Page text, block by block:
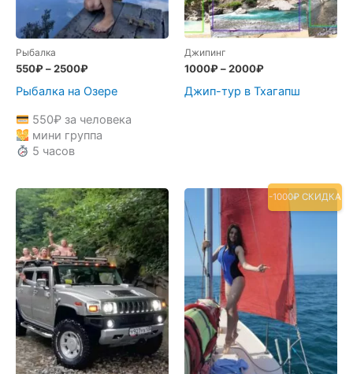
Рыбалка
550₽–2500₽
Рыбалка на Озере
550₽за человека
мини группа
5 часов
Джипинг
1000₽–2000₽
Джип-тур в Тхагапш
-1000₽ СКИДКА